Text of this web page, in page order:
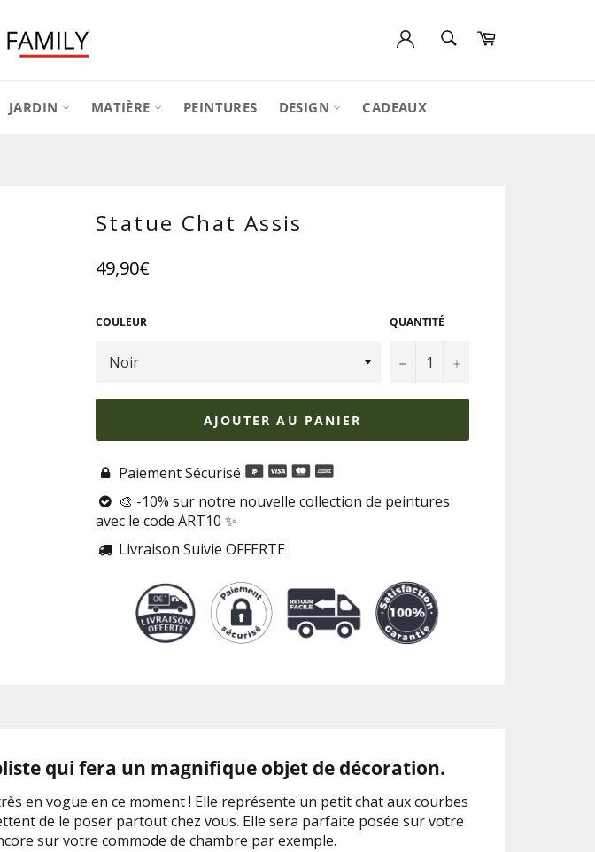
Panier
JARDIN MATIÈRE PEINTURES DESIGN CADEAUX
Statue Chat Assis
Prix
régulier
49,90€
COULEUR QUANTITÉ
− +
AJOUTER AU PANIER
 Paiement Sécurisé

🎨 -10% sur notre nouvelle collection de peintures
avec le code ART10 ✨
 Livraison Suivie OFFERTE
qui fera un magnifique objet de décoration.
en vogue en ce moment ! Elle représente un petit chat aux courbes
de le poser partout chez vous. Elle sera parfaite posée sur votre
sur votre commode de chambre par exemple.